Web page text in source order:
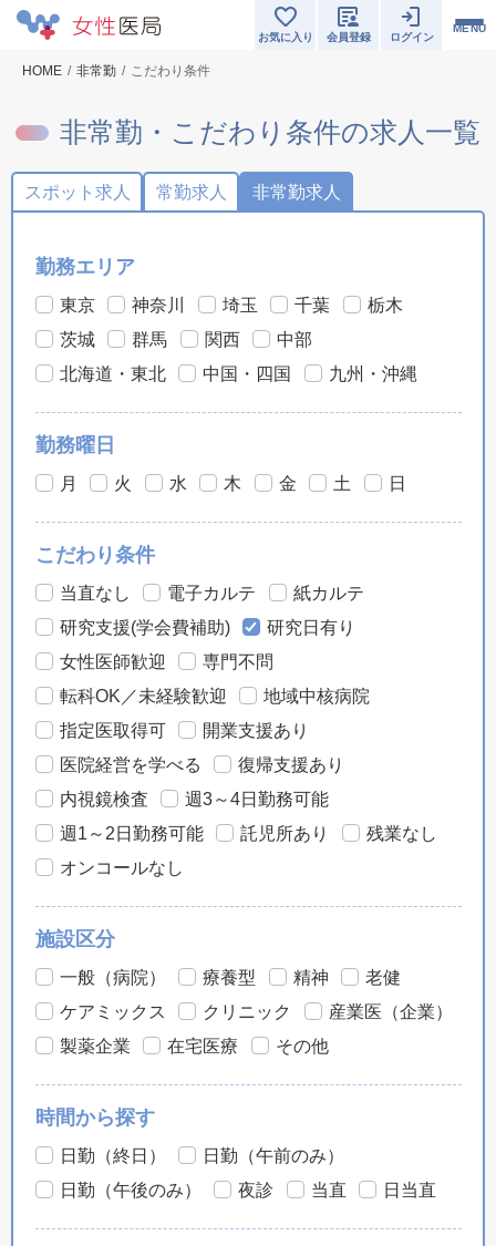
MENU
お気に入り 会員登録 ログイン
HOME 非常勤 こだわり条件
非常勤・こだわり条件の求人一覧
スポット求人 常勤求人 非常勤求人
勤務エリア
東京 神奈川 埼玉 千葉
栃木
茨城
群馬 関西
中部
北海道・東北
中国・四国 九州・沖縄
勤務曜日
月 火 水 木 金 土 日
こだわり条件
当直なし 電子カルテ
紙カルテ
研究支援(学会費補助)
研究日有り
女性医師歓迎
専門不問
転科OK／未経験歓迎
地域中核病院
指定医取得可
開業支援あり
医院経営を学べる
復帰支援あり
内視鏡検査
週3～4日勤務可能
週1～2日勤務可能
託児所あり
残業なし
オンコールなし
施設区分
一般（病院） 療養型 精神
老健
ケアミックス
クリニック
産業医（企業）
製薬企業
在宅医療 その他
時間から探す
日勤（終日）
日勤（午前のみ）
日勤（午後のみ）
夜診 当直 日当直